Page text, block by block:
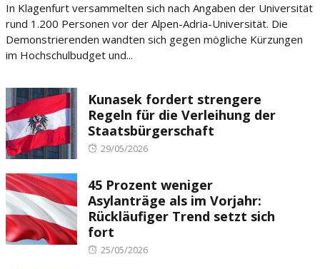
In Klagenfurt versammelten sich nach Angaben der Universität
rund 1.200 Personen vor der Alpen-Adria-Universität. Die
Demonstrierenden wandten sich gegen mögliche Kürzungen
im Hochschulbudget und...
Kunasek fordert strengere
Regeln für die Verleihung der
Staatsbürgerschaft
Posted
29/05/2026
45 Prozent weniger
Asylanträge als im Vorjahr:
Rückläufiger Trend setzt sich
fort
Posted
25/05/2026